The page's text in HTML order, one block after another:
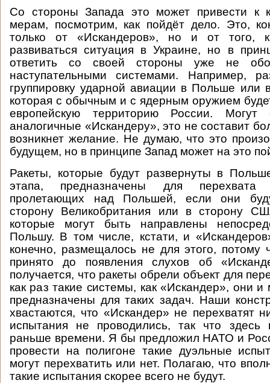
Со стороны Запада это может привести к
мерам, посмотрим, как пойдёт дело. Это,
только от «Искандеров», но и от того,
развиваться ситуация в Украине, но в
ответить со своей стороны уже не
наступательными системами. Например,
группировку ударной авиации в Польше или
которая с обычным и с ядерным оружием
европейскую территорию России. Могут
аналогичные «Искандеру», это не составит
возникнет желание. Не думаю, что это
будущем, но в принципе Запад может на это
Ракеты, которые будут развернуты в
этапа, предназначены для перехвата
пролетающих над Польшей, если они
сторону Великобритания или в сторону
которые могут быть направлены
Польшу. В том числе, кстати, и
конечно, размещалось не для этого,
принято до появления слухов об
получается, что ракеты обрели объект для
как раз такие системы, как «Искандер», они и
предназначены для таких задач. Наши
хвастаются, что «Искандер» не перехватят
испытания не проводились, так что здесь
раньше времени. Я бы предложил НАТО и
провести на полигоне такие дуэльные
могут перехватить или нет. Полагаю, что
такие испытания скорее всего не будут.